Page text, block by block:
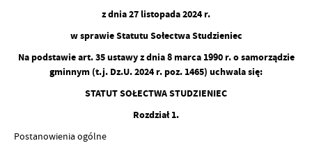
z dnia 27 listopada 2024 r.
w sprawie Statutu Sołectwa Studzieniec
Na podstawie art. 35 ustawy z dnia 8 marca 1990 r. o samorządzie
gminnym (t.j. Dz.U. 2024 r. poz. 1465) uchwala się:
STATUT SOŁECTWA STUDZIENIEC
Rozdział 1.
Postanowienia ogólne